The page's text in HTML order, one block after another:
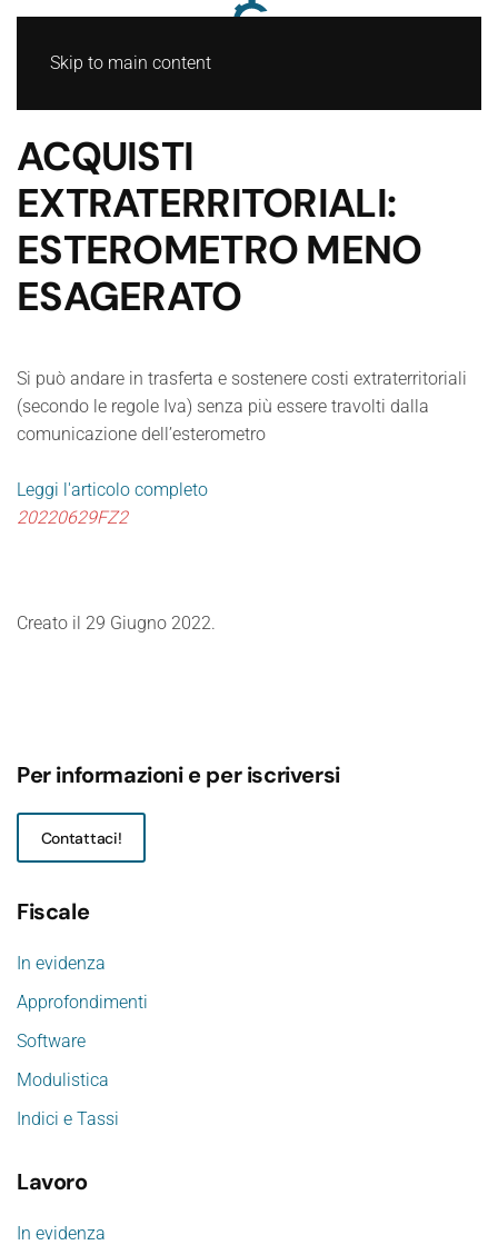
Skip to main content
ACQUISTI
EXTRATERRITORIALI:
ESTEROMETRO MENO
ESAGERATO
Si può andare in trasferta e sostenere costi extraterritoriali
(secondo le regole Iva) senza più essere travolti dalla
comunicazione dell’esterometro
Leggi l'articolo completo
20220629FZ2
Creato il 29 Giugno 2022.
Per informazioni e per iscriversi
Contattaci!
Fiscale
In evidenza
Approfondimenti
Software
Modulistica
Indici e Tassi
Lavoro
In evidenza